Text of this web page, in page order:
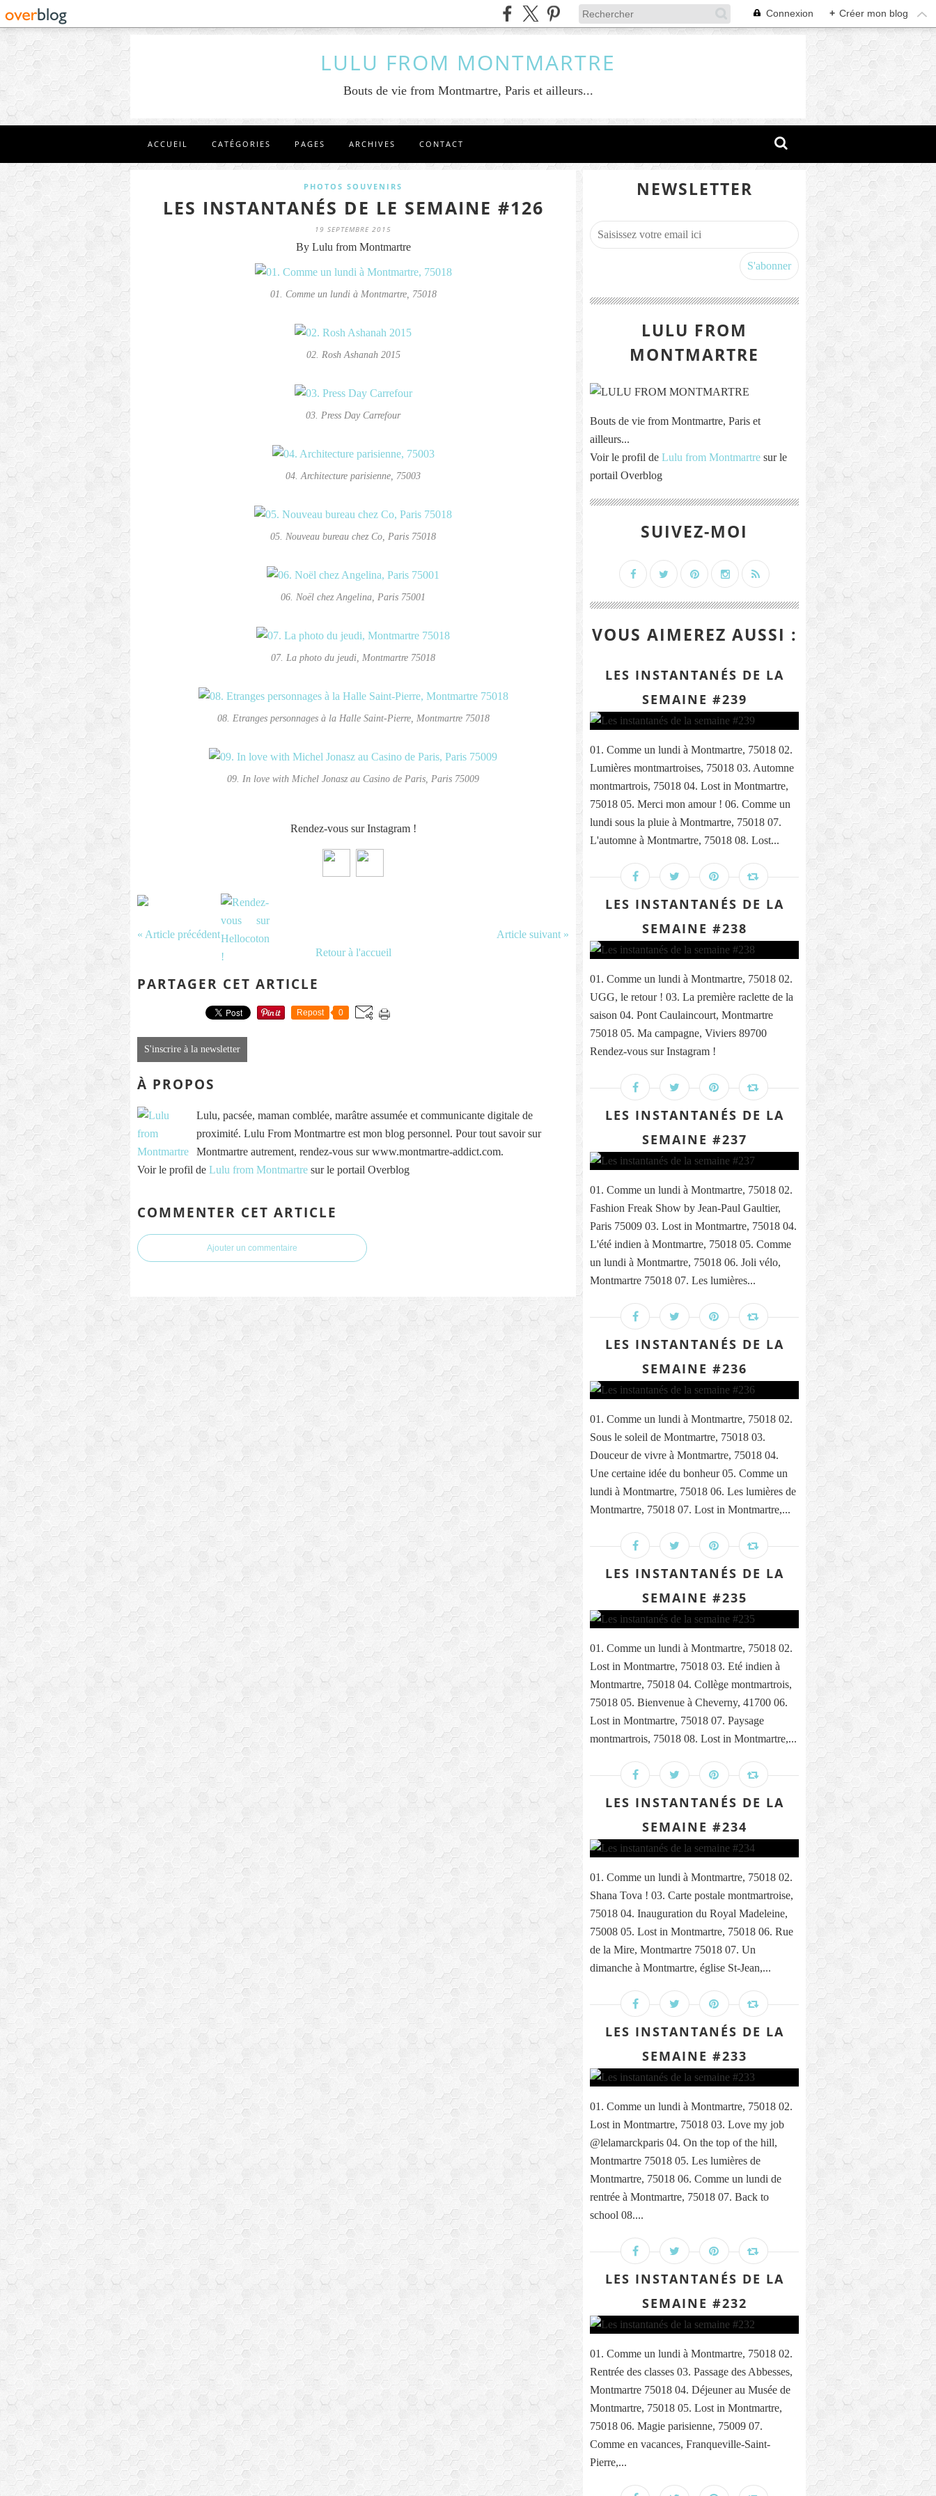
Connexion + Créer mon blog
LULU FROM MONTMARTRE
Bouts de vie from Montmartre, Paris et ailleurs...
ACCUEIL CATÉGORIES PAGES ARCHIVES CONTACT
PHOTOS SOUVENIRS
LES INSTANTANÉS DE LE SEMAINE #126
19 SEPTEMBRE 2015
By Lulu from Montmartre
01. Comme un lundi à Montmartre, 75018
02. Rosh Ashanah 2015
03. Press Day Carrefour
04. Architecture parisienne, 75003
05. Nouveau bureau chez Co, Paris 75018
06. Noël chez Angelina, Paris 75001
07. La photo du jeudi, Montmartre 75018
08. Etranges personnages à la Halle Saint-Pierre, Montmartre 75018
09. In love with Michel Jonasz au Casino de Paris, Paris 75009
Rendez-vous sur Instagram !
« Article précédent
Article suivant »
Retour à l'accueil
PARTAGER CET ARTICLE
Repost 0
S'inscrire à la newsletter
À PROPOS
Lulu, pacsée, maman comblée, marâtre assumée et communicante digitale de
proximité. Lulu From Montmartre est mon blog personnel. Pour tout savoir sur
Montmartre autrement, rendez-vous sur www.montmartre-addict.com.
Voir le profil de Lulu from Montmartre sur le portail Overblog
COMMENTER CET ARTICLE
Ajouter un commentaire
NEWSLETTER
LULU FROM
MONTMARTRE
Bouts de vie from Montmartre, Paris et
ailleurs...
Voir le profil de Lulu from Montmartre sur le
portail Overblog
SUIVEZ-MOI
VOUS AIMEREZ AUSSI :
LES INSTANTANÉS DE LA
SEMAINE #239
01. Comme un lundi à Montmartre, 75018 02.
Lumières montmartroises, 75018 03. Automne
montmartrois, 75018 04. Lost in Montmartre,
75018 05. Merci mon amour ! 06. Comme un
lundi sous la pluie à Montmartre, 75018 07.
L'automne à Montmartre, 75018 08. Lost...
LES INSTANTANÉS DE LA
SEMAINE #238
01. Comme un lundi à Montmartre, 75018 02.
UGG, le retour ! 03. La première raclette de la
saison 04. Pont Caulaincourt, Montmartre
75018 05. Ma campagne, Viviers 89700
Rendez-vous sur Instagram !
LES INSTANTANÉS DE LA
SEMAINE #237
01. Comme un lundi à Montmartre, 75018 02.
Fashion Freak Show by Jean-Paul Gaultier,
Paris 75009 03. Lost in Montmartre, 75018 04.
L'été indien à Montmartre, 75018 05. Comme
un lundi à Montmartre, 75018 06. Joli vélo,
Montmartre 75018 07. Les lumières...
LES INSTANTANÉS DE LA
SEMAINE #236
01. Comme un lundi à Montmartre, 75018 02.
Sous le soleil de Montmartre, 75018 03.
Douceur de vivre à Montmartre, 75018 04.
Une certaine idée du bonheur 05. Comme un
lundi à Montmartre, 75018 06. Les lumières de
Montmartre, 75018 07. Lost in Montmartre,...
LES INSTANTANÉS DE LA
SEMAINE #235
01. Comme un lundi à Montmartre, 75018 02.
Lost in Montmartre, 75018 03. Eté indien à
Montmartre, 75018 04. Collège montmartrois,
75018 05. Bienvenue à Cheverny, 41700 06.
Lost in Montmartre, 75018 07. Paysage
montmartrois, 75018 08. Lost in Montmartre,...
LES INSTANTANÉS DE LA
SEMAINE #234
01. Comme un lundi à Montmartre, 75018 02.
Shana Tova ! 03. Carte postale montmartroise,
75018 04. Inauguration du Royal Madeleine,
75008 05. Lost in Montmartre, 75018 06. Rue
de la Mire, Montmartre 75018 07. Un
dimanche à Montmartre, église St-Jean,...
LES INSTANTANÉS DE LA
SEMAINE #233
01. Comme un lundi à Montmartre, 75018 02.
Lost in Montmartre, 75018 03. Love my job
@lelamarckparis 04. On the top of the hill,
Montmartre 75018 05. Les lumières de
Montmartre, 75018 06. Comme un lundi de
rentrée à Montmartre, 75018 07. Back to
school 08....
LES INSTANTANÉS DE LA
SEMAINE #232
01. Comme un lundi à Montmartre, 75018 02.
Rentrée des classes 03. Passage des Abbesses,
Montmartre 75018 04. Déjeuner au Musée de
Montmartre, 75018 05. Lost in Montmartre,
75018 06. Magie parisienne, 75009 07.
Comme en vacances, Franqueville-Saint-
Pierre,...